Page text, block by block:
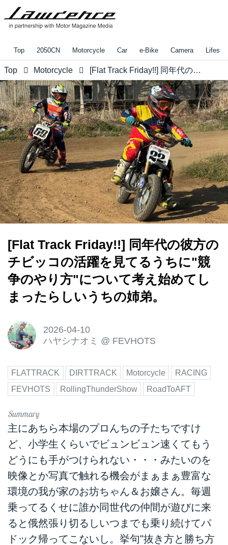
Top 2050CN Motorcycle Car e-Bike Camera
Top Motorcycle [Flat Track Friday!!] 同年代の彼方のチビッコの活躍を見てるうちに"競争のやり方"について考え始めてしまったらしいうちの姉弟。
[Flat Track Friday!!] 同年代の彼方の
チビッコの活躍を見てるうちに"競
争のやり方"について考え始めてし
まったらしいうちの姉弟。
2026-04-10
ハヤシナオミ @ FEVHOTS
FLATTRACK DIRTTRACK Motorcycle
RACING
FEVHOTS
RollingThunderShow RoadToAFT
主にあちら本場のプロんちの子たちですけ
ど、小学生くらいでビュンビュン速くてもう
どうにも手がつけられない・・・みたいのを
映像とか写真で触れる機会がまぁまぁ豊富な
環境の我が家のお坊ちゃん＆お嬢さん。毎週
乗ってるくせに誰か同世代の仲間が遊びに来
ると俄然張り切るしいつまでも乗り続けてパ
ドック帰ってこないし。挙句"抜き方と勝ち方